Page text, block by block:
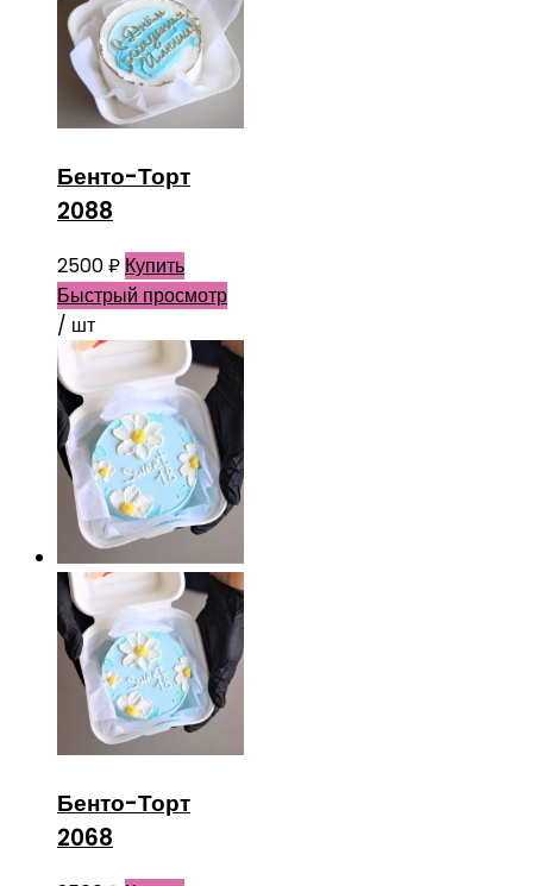
Бенто-Торт
2088
2500₽ Купить
Быстрый просмотр
/ шт
Бенто-Торт
2068